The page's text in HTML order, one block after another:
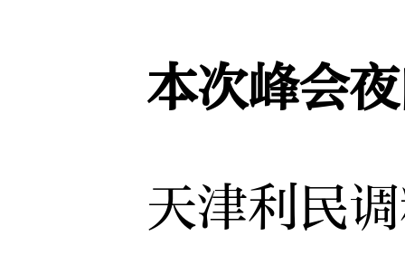
本次峰会夜
天津利民调